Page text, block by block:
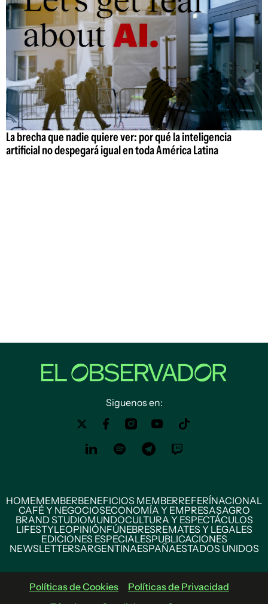
La brecha que nadie quiere ver: por qué la inteligencia
artificial no despegará igual en toda América Latina
Siguenos en:
HOMEMEMBERBENEFICIOS MEMBERREFERÍNACIONAL
CAFÉ Y NEGOCIOSECONOMÍA Y EMPRESASAGRO
BRAND STUDIOMUNDOCULTURA Y ESPECTÁCULOS
LIFESTYLEOPINIÓNFÚNEBRESREMATES Y LEGALES
EDICIONES ESPECIALESPUBLICACIONES
NEWSLETTERSARGENTINAESPAÑAESTADOS UNIDOS
Políticas de Cookies
Políticas de Privacidad